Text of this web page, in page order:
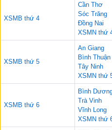
XSMB thứ 4
Cần Thơ
Sóc Trăng
Đồng Nai
XSMN thứ
XSMB thứ 5
An Giang
Bình Thuận
Tây Ninh
XSMN thứ
XSMB thứ 6
Bình
Trà Vinh
Vĩnh Long
XSMN thứ